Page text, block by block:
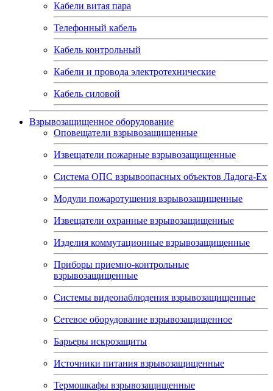
Кабели витая пара
Телефонный кабель
Кабель контрольный
Кабели и провода электротехнические
Кабель силовой
Взрывозащищенное оборудование
Оповещатели взрывозащищенные
Извещатели пожарные взрывозащищенные
Система ОПС взрывоопасных объектов Ладога-Ex
Модули пожаротушения взрывозащищенные
Извещатели охранные взрывозащищенные
Изделия коммутационные взрывозащищенные
Приборы приемно-контрольные
взрывозащищенные
Системы видеонаблюдения взрывозащищенные
Сетевое оборудование взрывозащищенное
Барьеры искрозащиты
Источники питания взрывозащищенные
Термошкафы взрывозащищенные